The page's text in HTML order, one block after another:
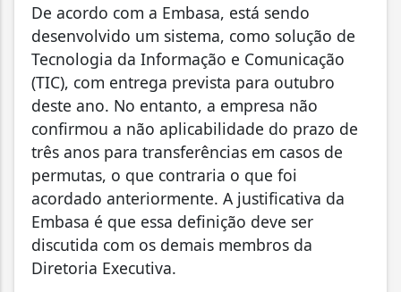
De acordo com a Embasa, está sendo
desenvolvido um sistema, como solução de
Tecnologia da Informação e Comunicação
(TIC), com entrega prevista para outubro
deste ano. No entanto, a empresa não
confirmou a não aplicabilidade do prazo de
três anos para transferências em casos de
permutas, o que contraria o que foi
acordado anteriormente. A justificativa da
Embasa é que essa definição deve ser
discutida com os demais membros da
Diretoria Executiva.